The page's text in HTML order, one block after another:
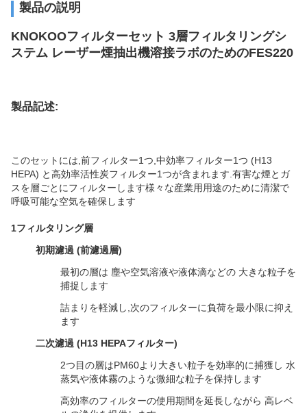
製品の説明
KNOKOOフィルターセット 3層フィルタリングシ
ステム レーザー煙抽出機溶接ラボのためのFES220
製品記述:
このセットには,前フィルター1つ,中効率フィルター1つ (H13
HEPA) と高効率活性炭フィルター1つが含まれます.有害な煙とガ
スを層ごとにフィルターします様々な産業用用途のために清潔で
呼吸可能な空気を確保します
1フィルタリング層
初期濾過 (前濾過層)
最初の層は 塵や空気溶液や液体滴などの 大きな粒子を
捕捉します
詰まりを軽減し,次のフィルターに負荷を最小限に抑え
ます
二次濾過 (H13 HEPAフィルター)
2つ目の層はPM60より大きい粒子を効率的に捕獲し 水
蒸気や液体霧のような微細な粒子を保持します
高効率のフィルターの使用期間を延長しながら 高レベ